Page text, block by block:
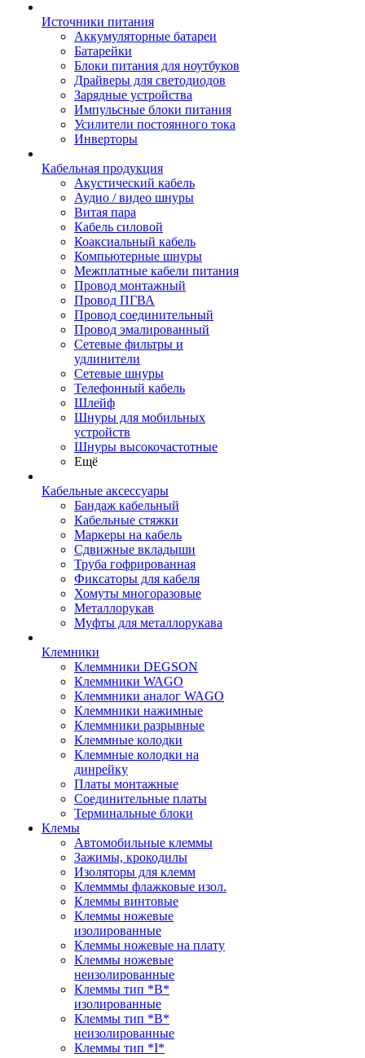
Источники питания
Аккумуляторные батареи
Батарейки
Блоки питания для ноутбуков
Драйверы для светодиодов
Зарядные устройства
Импульсные блоки питания
Усилители постоянного тока
Инверторы
Кабельная продукция
Акустический кабель
Аудио / видео шнуры
Витая пара
Кабель силовой
Коаксиальный кабель
Компьютерные шнуры
Межплатные кабели питания
Провод монтажный
Провод ПГВА
Провод соединительный
Провод эмалированный
Сетевые фильтры и
удлинители
Сетевые шнуры
Телефонный кабель
Шлейф
Шнуры для мобильных
устройств
Шнуры высокочастотные
Ещё
Кабельные аксессуары
Бандаж кабельный
Кабельные стяжки
Маркеры на кабель
Сдвижные вкладыши
Труба гофрированная
Фиксаторы для кабеля
Хомуты многоразовые
Металлорукав
Муфты для металлорукава
Клемники
Клеммники DEGSON
Клеммники WAGO
Клеммники аналог WAGO
Клеммники нажимные
Клеммники разрывные
Клеммные колодки
Клеммные колодки на
динрейку
Платы монтажные
Соединительные платы
Терминальные блоки
Клемы
Автомобильные клеммы
Зажимы, крокодилы
Изоляторы для клемм
Клемммы флажковые изол.
Клеммы винтовые
Клеммы ножевые
изолированные
Клеммы ножевые на плату
Клеммы ножевые
неизолированные
Клеммы тип *B*
изолированные
Клеммы тип *B*
неизолированные
Клеммы тип *I*